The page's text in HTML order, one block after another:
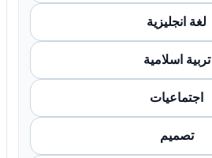
لغة انجليزية
تربية اسلامية
اجتماعيات
تصميم